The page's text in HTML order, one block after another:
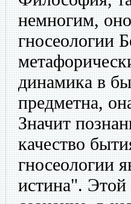
немногим,
гносеологии
динамика в
предметна,
Значит
качество
гносеологии
истина". Этой